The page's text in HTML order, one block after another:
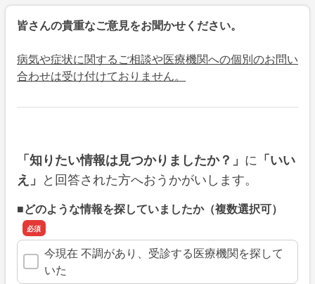
皆さんの貴重なご意見をお聞かせください。
病気や症状に関するご相談や医療機関への個別のお問い
合わせは受け付けておりません。
「知りたい情報は見つかりましたか？」 に 「いい
え」 と回答された方へおうかがいします。
■どのような情報を探していましたか（複数選択可）
今現在 不調があり、受診する医療機関を探して
いた